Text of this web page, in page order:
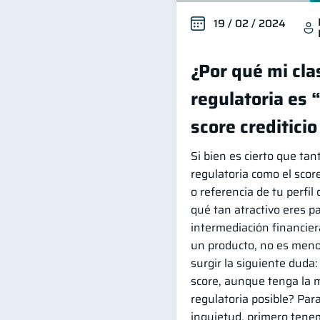
19 / 02 / 2024
¿Por qué mi
regulatoria es
score
Si bien es cierto que
regulatoria como el
o referencia de tu perfil
qué tan atractivo eres
intermediación
un producto, no es
surgir la siguiente
score, aunque tenga la
regulatoria posible?